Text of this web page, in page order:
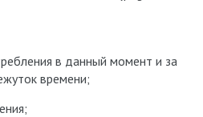
в данный момент и за
времени;